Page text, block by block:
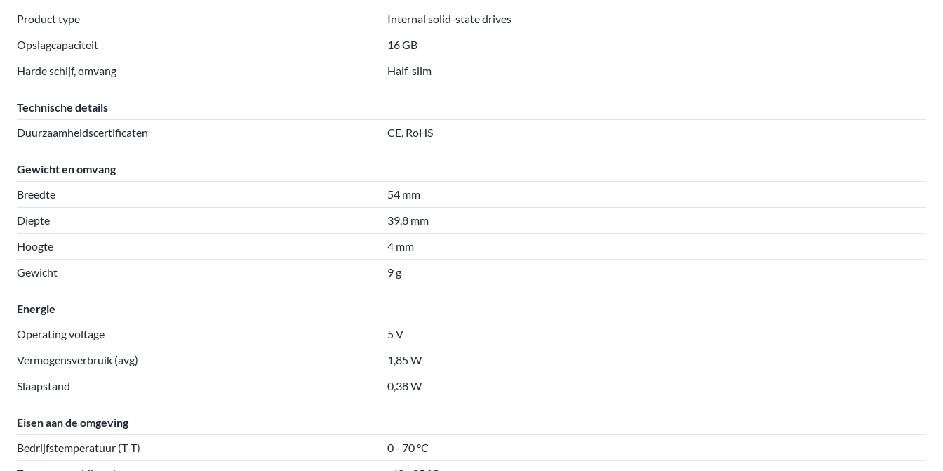
Product type
Internal solid-state drives
Opslagcapaciteit
16 GB
Harde schijf, omvang
Half-slim
Technische details
Duurzaamheidscertificaten
CE, RoHS
Gewicht en omvang
Breedte
54 mm
Diepte
39,8 mm
Hoogte
4 mm
Gewicht
9 g
Energie
Operating voltage
5 V
Vermogensverbruik (avg)
1,85 W
Slaapstand
0,38 W
Eisen aan de omgeving
Bedrijfstemperatuur (T-T)
0 - 70 °C